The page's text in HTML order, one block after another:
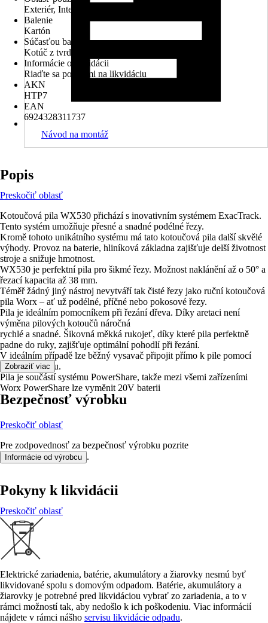
Exteriér, Interiér
Balenie
Kartón
Súčasťou balenia
Kotúč z tvrdokovu, sací adaptér, kľúč
Informácie o likvidácii
Riaďte sa pokynmi na likvidáciu
AKN
HTP7
EAN
6924328311737
Návod na montáž
Popis
Preskočiť oblasť
Kotoučová pila WX530 přichází s inovativním systémem ExacTrack.
Tento systém umožňuje přesné a snadné podélné řezy.
Kromě tohoto unikátního systému má tato kotoučová pila další skvělé
výhody. Provoz na baterie, hliníková základna zajišťuje delší životnost
stroje a snižuje hmotnost.
WX530 je perfektní pila pro šikmé řezy. Možnost naklánění až o 50° a
řezací kapacita až 38 mm.
Téměř žádný jiný nástroj nevytváří tak čisté řezy jako ruční kotoučová
pila Worx – ať už podélné, příčné nebo pokosové řezy.
Pila je ideálním pomocníkem při řezání dřeva. Díky aretaci není
výměna pilových kotoučů náročná
rychlé a snadné. Šikovná měkká rukojeť, díky které pila perfektně
padne do ruky, zajišťuje optimální pohodlí při řezání.
V ideálním případě lze běžný vysavač připojit přímo k pile pomocí
sacího adaptéru.
Pila je součástí systému PowerShare, takže mezi všemi zařízeními
Worx PowerShare lze vyměnit 20V baterii
Zobraziť viac
Bezpečnosť výrobku
Preskočiť oblasť
Pre zodpovednosť za bezpečnosť výrobku pozrite
Informácie od výrobcu .
Pokyny k likvidácii
Preskočiť oblasť
Elektrické zariadenia, batérie, akumulátory a žiarovky nesmú byť
likvidované spolu s domovým odpadom. Batérie, akumulátory a
žiarovky je potrebné pred likvidáciou vybrať zo zariadenia, a to v
rámci možností tak, aby nedošlo k ich poškodeniu. Viac informácií
nájdete v rámci nášho servisu likvidácie odpadu.